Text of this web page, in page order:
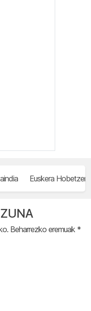
Euskera Hobetzen
Beharrezko eremuak *